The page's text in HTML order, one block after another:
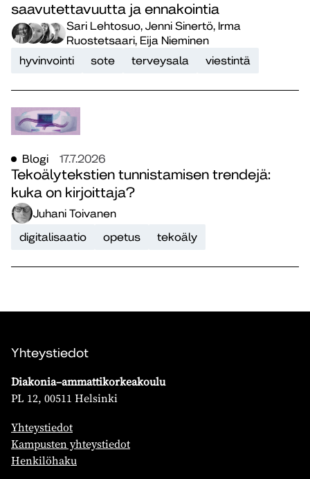
saavutettavuutta ja ennakointia
Sari Lehtosuo, Jenni Sinertö, Irma
Ruostetsaari, Eija Nieminen
hyvinvointi
sote terveysala viestintä
Blogi 17.7.2026
Tekoälytekstien tunnistamisen trendejä:
kuka on kirjoittaja?
Juhani Toivanen
digitalisaatio
opetus tekoäly
Yhteystiedot
Diakonia–ammattikorkeakoulu
PL 12, 00511 Helsinki
Yhteystiedot
Kampusten yhteystiedot
Henkilöhaku